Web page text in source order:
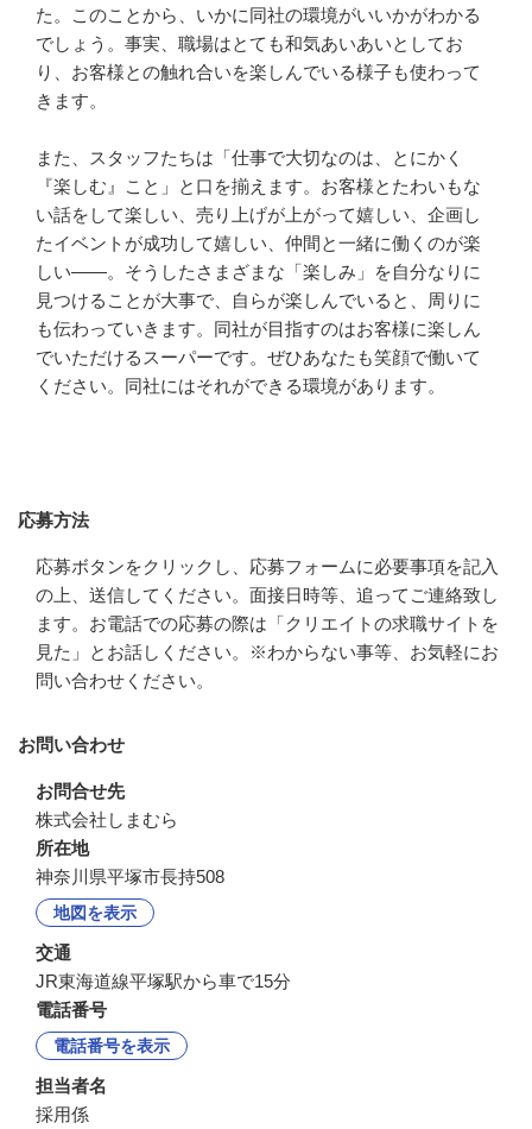
た。このことから、いかに同社の環境がいいかがわかる
でしょう。事実、職場はとても和気あいあいとしてお
り、お客様との触れ合いを楽しんでいる様子も使わって
きます。
また、スタッフたちは「仕事で大切なのは、とにかく
『楽しむ』こと」と口を揃えます。お客様とたわいもな
い話をして楽しい、売り上げが上がって嬉しい、企画し
たイベントが成功して嬉しい、仲間と一緒に働くのが楽
しい――。そうしたさまざまな「楽しみ」を自分なりに
見つけることが大事で、自らが楽しんでいると、周りに
も伝わっていきます。同社が目指すのはお客様に楽しん
でいただけるスーパーです。ぜひあなたも笑顔で働いて
ください。同社にはそれができる環境があります。
応募方法
応募ボタンをクリックし、応募フォームに必要事項を記入
の上、送信してください。面接日時等、追ってご連絡致し
ます。お電話での応募の際は「クリエイトの求職サイトを
見た」とお話しください。※わからない事等、お気軽にお
問い合わせください。
お問い合わせ
お問合せ先
株式会社しまむら
所在地
神奈川県平塚市長持508
地図を表示
交通
JR東海道線平塚駅から車で15分
電話番号
電話番号を表示
担当者名
採用係